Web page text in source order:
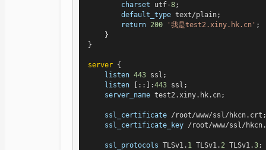
charset utf-8;
default_type text/plain;
return
200 '我是test2.xiny.hk.cn' ;
    }
}
server {
listen 443 ssl;
listen [::]:443 ssl;
server_name test2.xiny.hk.cn;
ssl_certificate /root/www/ssl/hkcn.crt;
ssl_certificate_key /root/www/ssl/
ssl_protocols TLSv1. 1 TLSv1. 2 TLSv1.3;